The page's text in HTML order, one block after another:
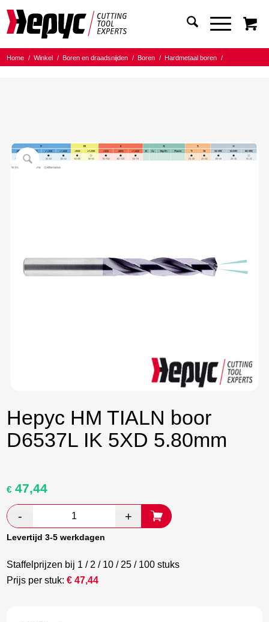
Home / Winkel / Boren en draadsnijden / Boren / Hardmetaal boren
/
Hepyc HM TIALN boor
D6537L IK 5XD 5.80mm
Oorspronkelijke
prijs
was:
€ 79,06.
€ 47,44Huidige
prijs
€ 45,85.
Levertijd 3-5 werkdagen
Staffelprijzen bij 1 / 2 / 10 / 25 / 100 stuks
Prijs per stuk:€47,44